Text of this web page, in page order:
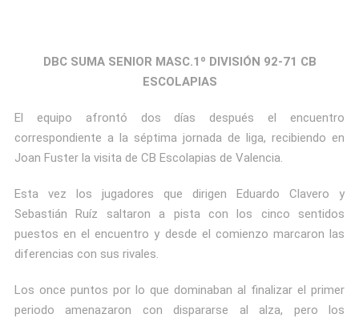
DBC SUMA SENIOR MASC.1º DIVISIÓN 92-71 CB
ESCOLAPIAS
El equipo afrontó dos días después el encuentro
correspondiente a la séptima jornada de liga, recibiendo en
Joan Fuster la visita de CB Escolapias de Valencia.
Esta vez los jugadores que dirigen Eduardo Clavero y
Sebastián Ruíz saltaron a pista con los cinco sentidos
puestos en el encuentro y desde el comienzo marcaron las
diferencias con sus rivales.
Los once puntos por lo que dominaban al finalizar el primer
periodo amenazaron con dispararse al alza, pero los